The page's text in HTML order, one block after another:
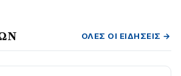
ΌΛΕΣ ΟΙ ΕΙΔΉΣΕΙΣ →